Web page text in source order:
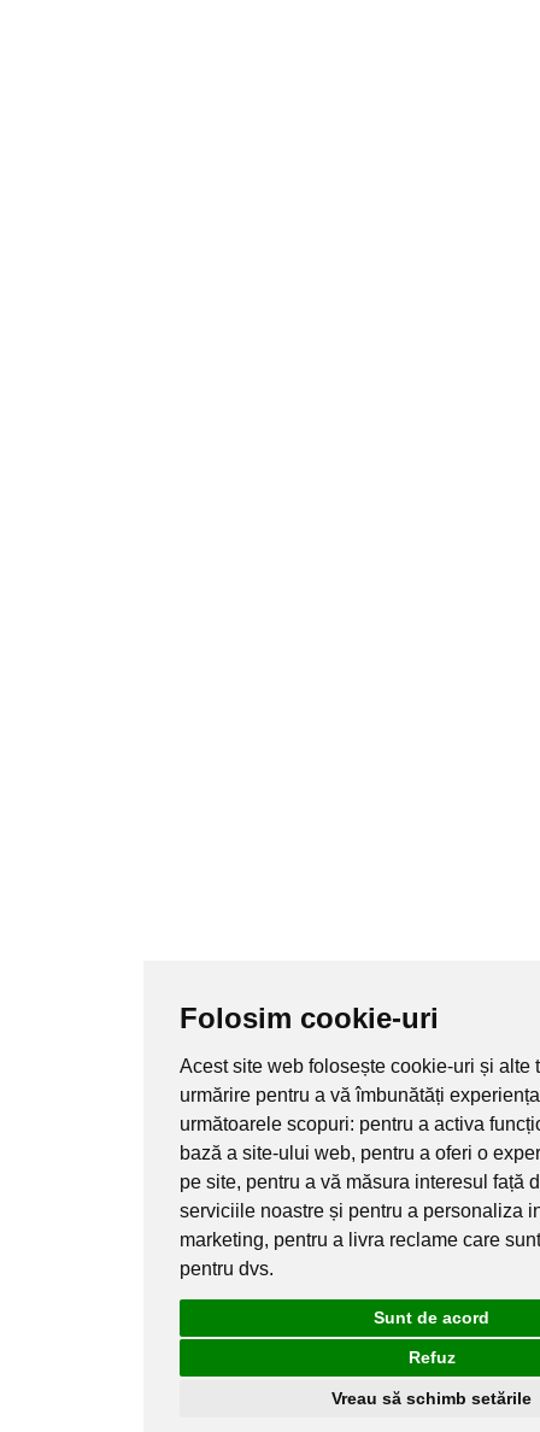
Folosim cookie-uri
Acest site web folosește cookie-uri și alte
urmărire pentru a vă îmbunătăți
următoarele scopuri: pentru a activa
bază a site-ului web, pentru a oferi o
pe site, pentru a vă măsura interesul față
serviciile noastre și pentru a personaliza
marketing, pentru a livra reclame care
pentru dvs.
Sunt de acord
Refuz
Vreau să schimb setările